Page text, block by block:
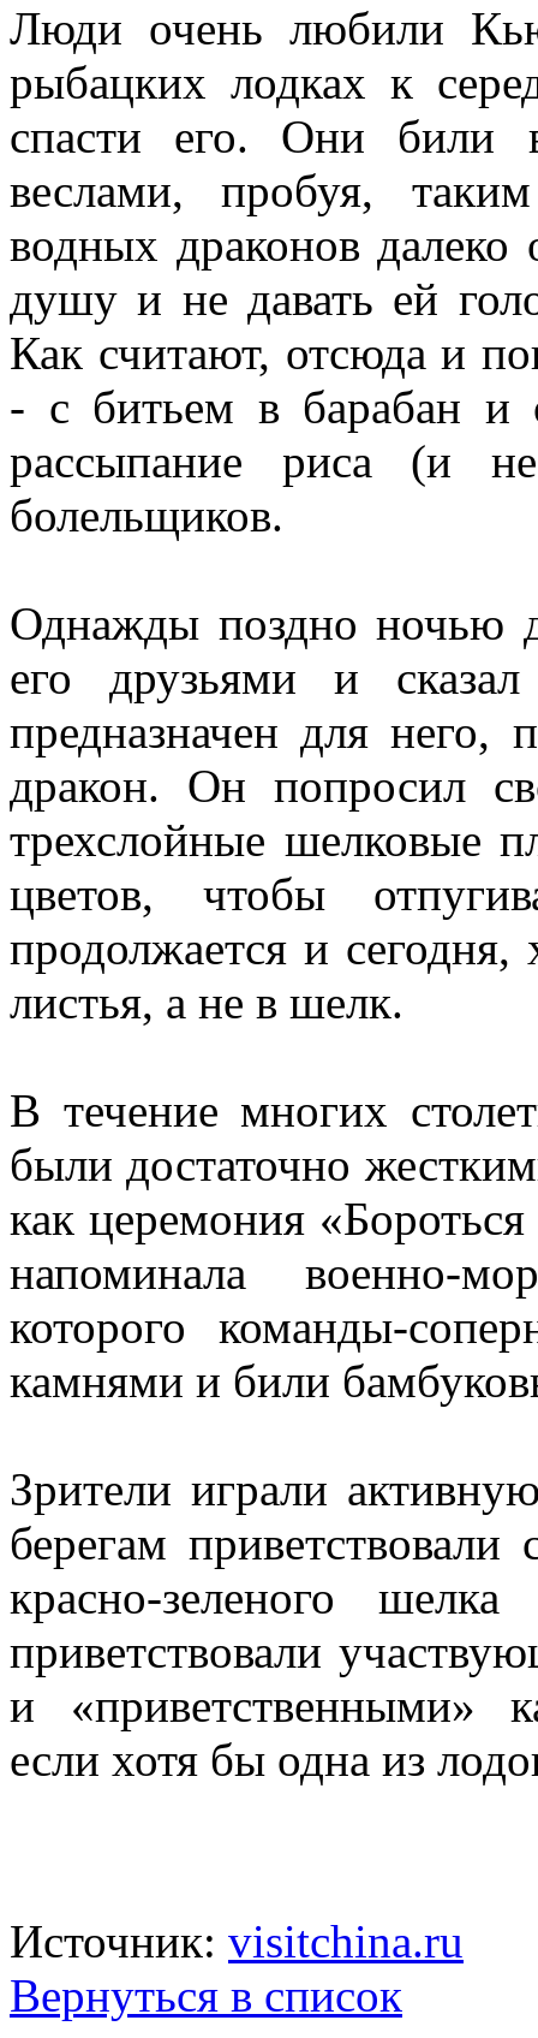
Люди очень любили
рыбацких лодках к
спасти его. Они били
веслами, пробуя,
водных драконов далеко
душу и не давать ей
Как считают, отсюда и
- с битьем в барабан и
рассыпание риса (и
болельщиков.
Однажды поздно ночью
его друзьями и
предназначен для него,
дракон. Он попросил
трехслойные шелковые
цветов, чтобы
продолжается и
листья, а не в шелк.
В течение многих
были достаточно
как церемония
напоминала военно-
которого команды-
камнями и били
Зрители играли
берегам
красно-зеленого
приветствовали
и «приветственными»
если хотя бы одна из
Источник: visitchina.ru
Вернуться в список